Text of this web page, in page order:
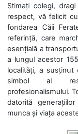
Stimați colegi,
respect, vă felicit
fondarea Căii
referință, care
esențială a
a lungul acestor
localități, a susținut
simbol al
profesionalismului.
datorită
munca și viața